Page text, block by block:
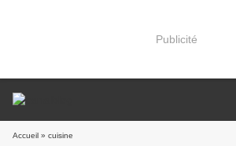
Publicité
Accueil » cuisine